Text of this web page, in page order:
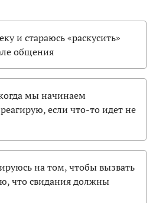
и стараюсь «раскусить»
общения
мы начинаем
если что-то идет не
на том, чтобы вызвать
что свидания должны